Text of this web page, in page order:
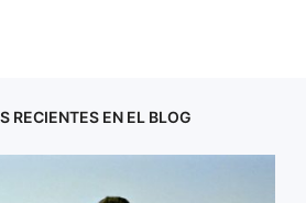
RECIENTES EN EL BLOG